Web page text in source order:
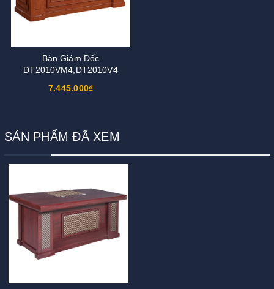
Bàn Giám Đốc
DT2010VM4,DT2010V4
7.445.000₫
SẢN PHẨM ĐÃ XEM